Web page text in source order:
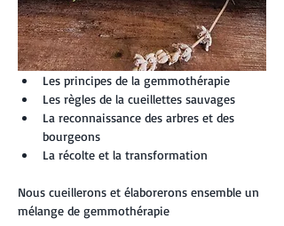
Les principes de la gemmothérapie
Les règles de la cueillettes sauvages
La reconnaissance des arbres et des
bourgeons
La récolte et la transformation
Nous cueillerons et élaborerons ensemble un
mélange de gemmothérapie